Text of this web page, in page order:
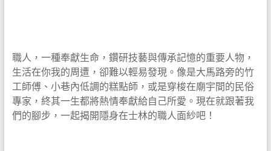
職人，一種奉獻生命，鑽研技藝與傳承記憶的重要人物，
生活在你我的周遭，卻難以輕易發現。像是大馬路旁的竹
工師傅、小巷內低調的糕點師，或是穿梭在廟宇間的民俗
專家，終其一生都將熱情奉獻給自己所愛。現在就跟著我
們的腳步，一起揭開隱身在士林的職人面紗吧！